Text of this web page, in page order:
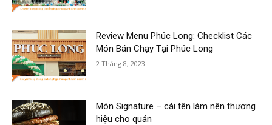
Review Menu Phúc Long: Checklist Các
Món Bán Chạy Tại Phúc Long
2 Tháng 8, 2023
Món Signature – cái tên làm nên thương
hiệu cho quán